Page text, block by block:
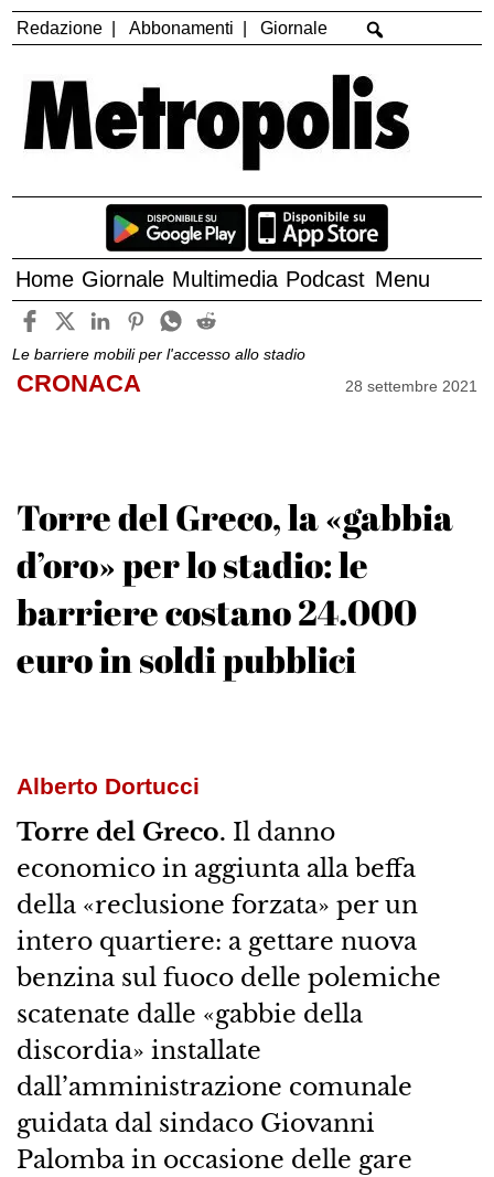
Redazione Abbonamenti Giornale
Home Giornale Multimedia Podcast Menu
Le barriere mobili per l'accesso allo stadio
CRONACA 28 settembre 2021
Torre del Greco, la «gabbia
d’oro» per lo stadio: le
barriere costano 24.000
euro in soldi pubblici
Alberto Dortucci
Torre del Greco. Il danno
economico in aggiunta alla beffa
della «reclusione forzata» per un
intero quartiere: a gettare nuova
benzina sul fuoco delle polemiche
scatenate dalle «gabbie della
discordia» installate
dall’amministrazione comunale
guidata dal sindaco Giovanni
Palomba in occasione delle gare